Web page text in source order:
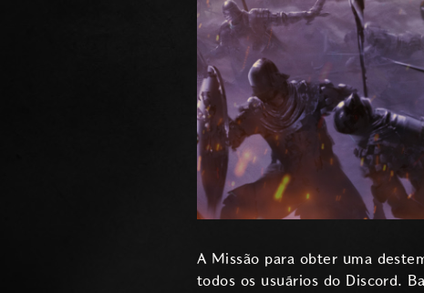
A Missão para obter uma
todos os usuários do Discord.